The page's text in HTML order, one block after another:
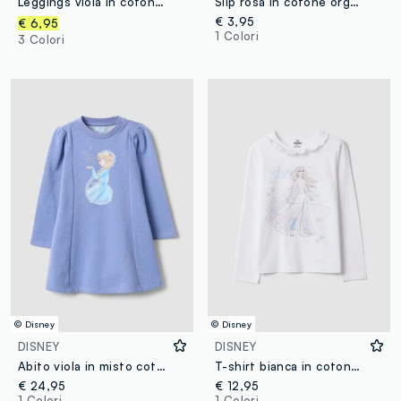
€ 6,95
3 Colori
€ 3,95
1 Colori
© Disney
DISNEY
Abito viola in misto cotone con stampa Frozen e glitter per bambina
€ 24,95
© Disney
DISNEY
T-shirt bianca in cotone elasticizzato con collo volant e stampa Frozen per bambina
€ 12,95